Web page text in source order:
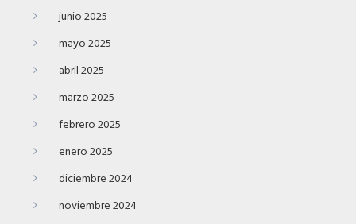
junio 2025
mayo 2025
abril 2025
marzo 2025
febrero 2025
enero 2025
diciembre 2024
noviembre 2024